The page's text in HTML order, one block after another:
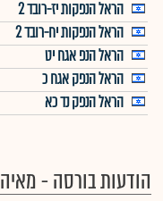
הראל הנפקות יז-רובד 2
הראל הנפקות יח-רובד 2
הראל הנפ אגח יט
הראל הנפק אגח כ
הראל הנפק נד כא
הודעות בורסה - מאיה